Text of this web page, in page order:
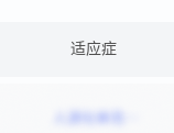
适应症